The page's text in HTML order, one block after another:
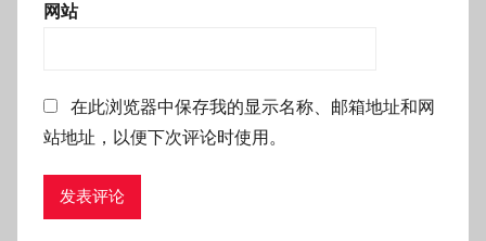
网站
在此浏览器中保存我的显示名称、邮箱地址和网
站地址，以便下次评论时使用。